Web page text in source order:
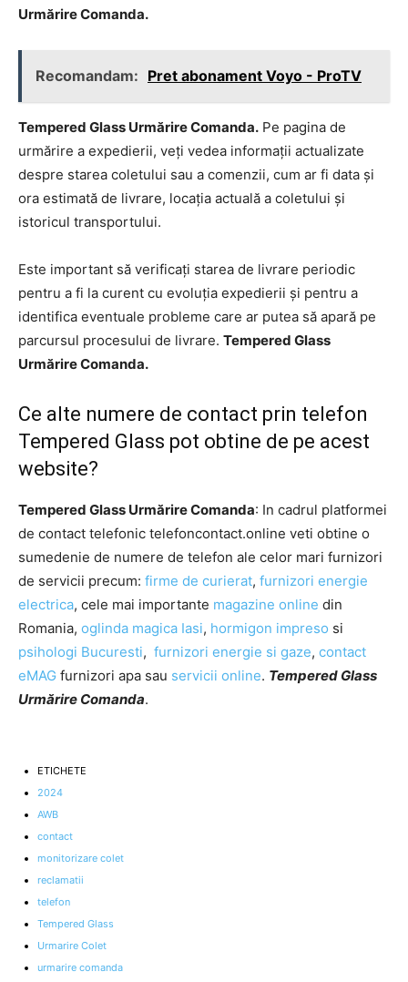
Urmărire Comanda.
Recomandam: Pret abonament Voyo - ProTV
Tempered Glass Urmărire Comanda. Pe pagina de
urmărire a expedierii, veți vedea informații actualizate
despre starea coletului sau a comenzii, cum ar fi data și
ora estimată de livrare, locația actuală a coletului și
istoricul transportului.
Este important să verificați starea de livrare periodic
pentru a fi la curent cu evoluția expedierii și pentru a
identifica eventuale probleme care ar putea să apară pe
parcursul procesului de livrare. Tempered Glass
Urmărire Comanda.
Ce alte numere de contact prin telefon
Tempered Glass pot obtine de pe acest
website?
Tempered Glass Urmărire Comanda: In cadrul platformei
de contact telefonic telefoncontact.online veti obtine o
sumedenie de numere de telefon ale celor mari furnizori
de servicii precum: firme de curierat, furnizori energie
electrica, cele mai importante magazine online din
Romania, oglinda magica Iasi, hormigon impreso si
psihologi Bucuresti, furnizori energie si gaze, contact
eMAG furnizori apa sau servicii online. Tempered Glass
Urmărire Comanda.
ETICHETE
2024
AWB
contact
monitorizare colet
reclamatii
telefon
Tempered Glass
Urmarire Colet
urmarire comanda